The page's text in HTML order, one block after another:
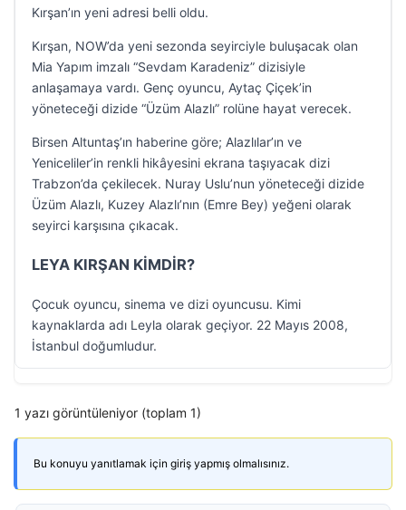
Kırşan’ın yeni adresi belli oldu.
Kırşan, NOW’da yeni sezonda seyirciyle buluşacak olan
Mia Yapım imzalı “Sevdam Karadeniz” dizisiyle
anlaşamaya vardı. Genç oyuncu, Aytaç Çiçek’in
yöneteceği dizide “Üzüm Alazlı” rolüne hayat verecek.
Birsen Altuntaş’ın haberine göre; Alazlılar’ın ve
Yeniceliler’in renkli hikâyesini ekrana taşıyacak dizi
Trabzon’da çekilecek. Nuray Uslu’nun yöneteceği dizide
Üzüm Alazlı, Kuzey Alazlı’nın (Emre Bey) yeğeni olarak
seyirci karşısına çıkacak.
LEYA KIRŞAN KİMDİR?
Çocuk oyuncu, sinema ve dizi oyuncusu. Kimi
kaynaklarda adı Leyla olarak geçiyor. 22 Mayıs 2008,
İstanbul doğumludur.
1 yazı görüntüleniyor (toplam 1)
Bu konuyu yanıtlamak için giriş yapmış olmalısınız.